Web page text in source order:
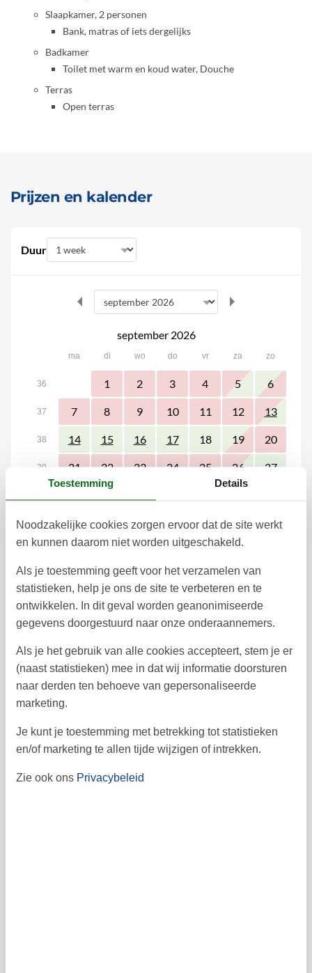
Slaapkamer, 2 personen
Bank, matras of iets dergelijks
Badkamer
Toilet met warm en koud water, Douche
Terras
Open terras
Prijzen en kalender
Duur
september 2026
ma di wo do vr za zo
36 1 2 3 4 5 6
37 7 8 9 10 11 12 13
38 14 15 16 17 18 19 20
39 21 22 23 24 25 26 27
41
oktober 2026
ma wo
40 1 2 3
41 5 6 7 8 9 10 11
42 12 13 14 15 16 17 18
19 20 21 22 23 24 25
44
45
Vrij Bezet
Toestemming Details
Noodzakelijke cookies zorgen ervoor dat de site werkt
en kunnen daarom niet worden uitgeschakeld.
Als je toestemming geeft voor het verzamelen van
statistieken, help je ons de site te verbeteren en te
ontwikkelen. In dit geval worden geanonimiseerde
gegevens doorgestuurd naar onze onderaannemers.
Als je het gebruik van alle cookies accepteert, stem je er
(naast statistieken) mee in dat wij informatie doorsturen
naar derden ten behoeve van gepersonaliseerde
marketing.
Je kunt je toestemming met betrekking tot statistieken
en/of marketing te allen tijde wijzigen of intrekken.
Zie ook ons Privacybeleid